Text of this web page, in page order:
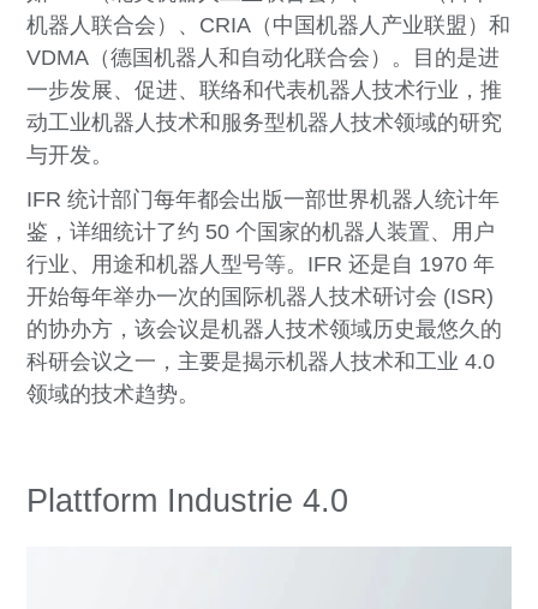
机器人联合会）、CRIA（中国机器人产业联盟）和
VDMA（德国机器人和自动化联合会）。目的是进
一步发展、促进、联络和代表机器人技术行业，推
动工业机器人技术和服务型机器人技术领域的研究
与开发。
IFR 统计部门每年都会出版一部世界机器人统计年
鉴，详细统计了约 50 个国家的机器人装置、用户
行业、用途和机器人型号等。IFR 还是自 1970 年
开始每年举办一次的国际机器人技术研讨会 (ISR)
的协办方，该会议是机器人技术领域历史最悠久的
科研会议之一，主要是揭示机器人技术和工业 4.0
领域的技术趋势。
Plattform Industrie 4.0